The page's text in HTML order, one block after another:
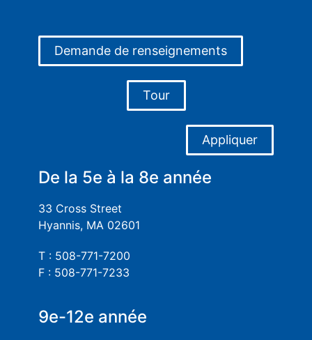
Demande de renseignements
Tour
Appliquer
De la 5e à la 8e année
33 Cross Street
Hyannis, MA 02601
T : 508-771-7200
F : 508-771-7233
9e-12e année